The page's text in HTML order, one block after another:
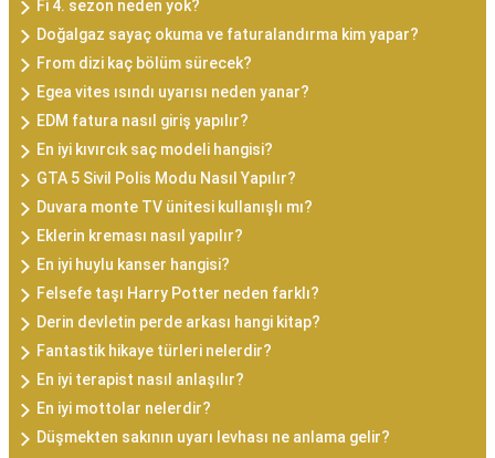
Fi 4. sezon neden yok?
Doğalgaz sayaç okuma ve faturalandırma kim yapar?
From dizi kaç bölüm sürecek?
Egea vites ısındı uyarısı neden yanar?
EDM fatura nasıl giriş yapılır?
En iyi kıvırcık saç modeli hangisi?
GTA 5 Sivil Polis Modu Nasıl Yapılır?
Duvara monte TV ünitesi kullanışlı mı?
Eklerin kreması nasıl yapılır?
En iyi huylu kanser hangisi?
Felsefe taşı Harry Potter neden farklı?
Derin devletin perde arkası hangi kitap?
Fantastik hikaye türleri nelerdir?
En iyi terapist nasıl anlaşılır?
En iyi mottolar nelerdir?
Düşmekten sakının uyarı levhası ne anlama gelir?